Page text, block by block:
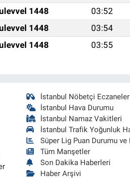
1448 03:52
1448 03:54
1448 03:55
İstanbul Nöbetçi Eczaneler
İstanbul Hava Durumu
İstanbul Namaz Vakitleri
İstanbul Trafik Yoğunluk
Süper Lig Puan Durumu ve
Tüm Manşetler
Son Dakika Haberleri
Haber Arşivi